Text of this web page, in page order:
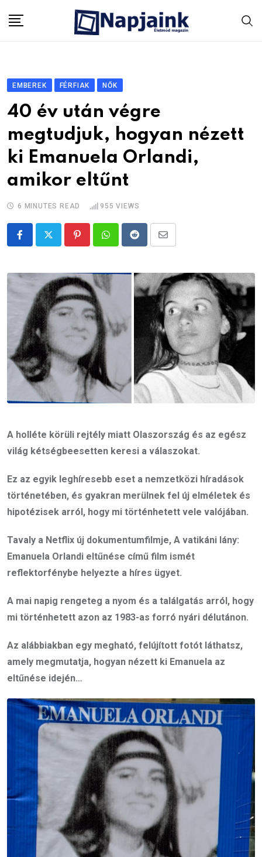
EMBEREK FÉRFIAK NŐK
40 év után végre
megtudjuk, hogyan nézett
ki Emanuela Orlandi,
amikor eltűnt
6 MINUTES READ 955 VIEWS
PinterestWhatsappRedditShare
Email
A holléte körüli rejtély miatt Olaszország és az egész
világ kétségbeesetten keresi a válaszokat.
Ez az egyik leghíresebb eset a nemzetközi híradások
történetében, és gyakran merülnek fel új elméletek és
hipotézisek arról, hogy mi történhetett vele valójában.
Tavaly a Netflix új dokumentumfilmje, A vatikáni lány:
Emanuela Orlandi eltűnése című film ismét
reflektorfénybe helyezte a híres ügyet.
A mai napig rengeteg a nyom és a találgatás arról, hogy
mi történhetett azon az 1983-as forró nyári délutánon.
Az alábbiakban egy megható, felújított fotót láthatsz,
amely megmutatja, hogyan nézett ki Emanuela az
eltűnése idején…